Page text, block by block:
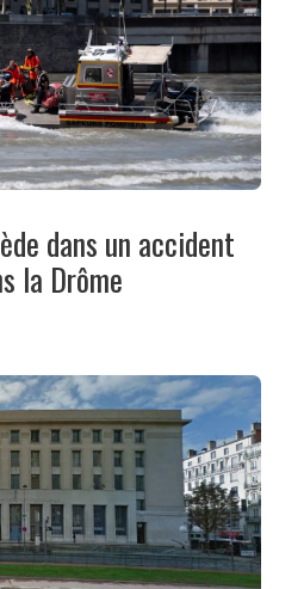
dans un accident
la Drôme